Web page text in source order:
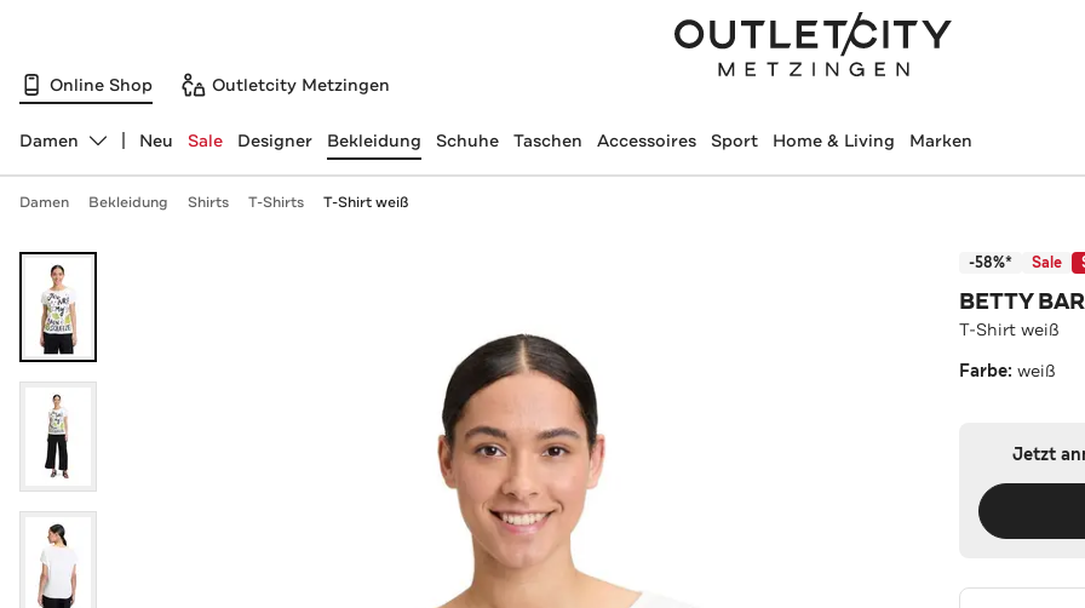
Online Shop Outletcity Metzingen
Abteilung ändern, ausgewählt:
Damen Neu Sale Designer Bekleidung Schuhe Taschen Accessoires Sport Home & Living Marken
Damen Bekleidung Shirts T-Shirts T-Shirt weiß
-58%* Sale
BETTY
T-Shirt weiß
Farbe:weiß
Jetzt